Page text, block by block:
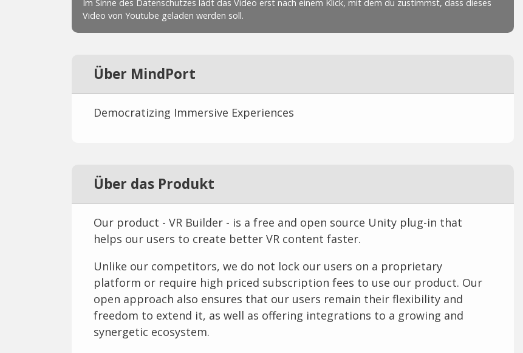
Über MindPort
Democratizing Immersive Experiences
Über das Produkt
Our product - VR Builder - is a free and open source Unity plug-in that
helps our users to create better VR content faster.
Unlike our competitors, we do not lock our users on a proprietary
platform or require high priced subscription fees to use our product. Our
open approach also ensures that our users remain their flexibility and
freedom to extend it, as well as offering integrations to a growing and
synergetic ecosystem.